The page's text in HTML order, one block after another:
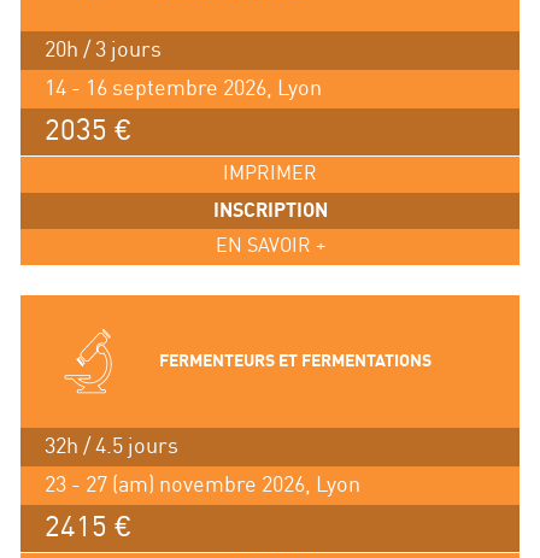
20h / 3 jours
14 - 16 septembre 2026, Lyon
2035 €
IMPRIMER
INSCRIPTION
EN SAVOIR +
FERMENTEURS ET FERMENTATIONS
32h / 4.5 jours
23 - 27 (am) novembre 2026, Lyon
2415 €